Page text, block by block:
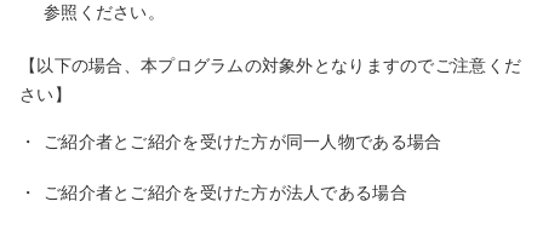
参照ください。
【以下の場合、本プログラムの対象外となりますのでご注意くだ
さい】
・ ご紹介者とご紹介を受けた方が同一人物である場合
・ ご紹介者とご紹介を受けた方が法人である場合